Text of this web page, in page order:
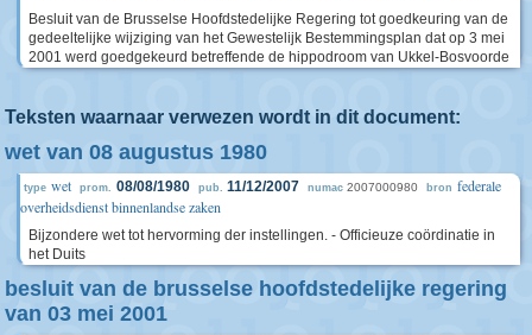
Besluit van de Brusselse Hoofdstedelijke Regering tot goedkeuring van de
gedeeltelijke wijziging van het Gewestelijk Bestemmingsplan dat op 3 mei
2001 werd goedgekeurd betreffende de hippodroom van Ukkel-Bosvoorde
Teksten waarnaar verwezen wordt in dit document:
wet van 08 augustus 1980
type wet prom. 08/08/1980 pub. 11/12/2007 numac 2007000980 bron federale
overheidsdienst binnenlandse zaken
Bijzondere wet tot hervorming der instellingen. - Officieuze coördinatie in
het Duits
besluit van de brusselse hoofdstedelijke regering
van 03 mei 2001